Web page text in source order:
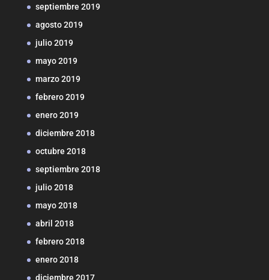
septiembre 2019
agosto 2019
julio 2019
mayo 2019
marzo 2019
febrero 2019
enero 2019
diciembre 2018
octubre 2018
septiembre 2018
julio 2018
mayo 2018
abril 2018
febrero 2018
enero 2018
diciembre 2017